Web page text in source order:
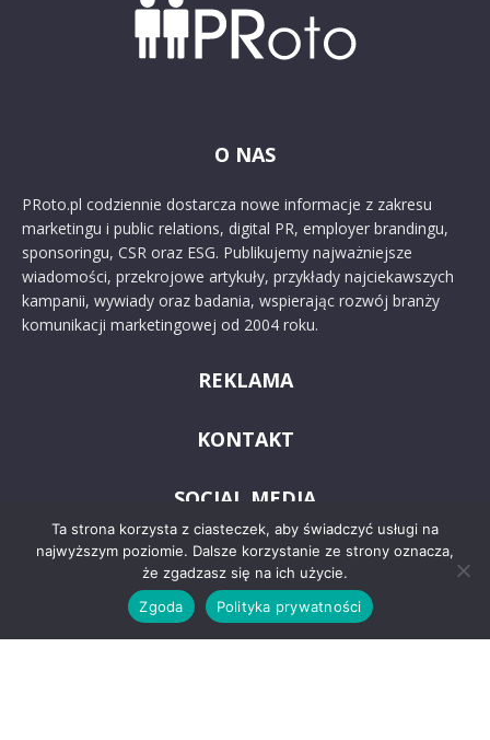
O NAS
PRoto.pl codziennie dostarcza nowe informacje z zakresu
marketingu i public relations, digital PR, employer brandingu,
sponsoringu, CSR oraz ESG. Publikujemy najważniejsze
wiadomości, przekrojowe artykuły, przykłady najciekawszych
kampanii, wywiady oraz badania, wspierając rozwój branży
komunikacji marketingowej od 2004 roku.
REKLAMA
KONTAKT
SOCIAL MEDIA
Ta strona korzysta z ciasteczek, aby świadczyć usługi na
najwyższym poziomie. Dalsze korzystanie ze strony oznacza,
że zgadzasz się na ich użycie.
Zgoda
Polityka prywatności